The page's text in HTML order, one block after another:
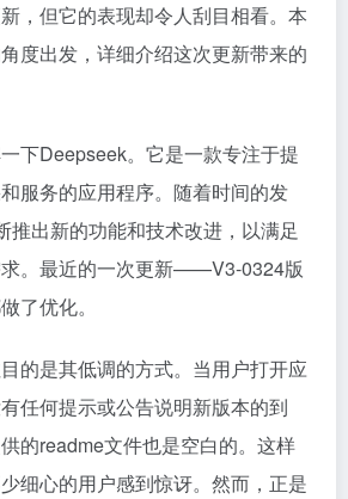
，但它的表现却令人刮目相看。本
度出发，详细介绍这次更新带来的
下Deepseek。它是一款专注于提
服务的应用程序。随着时间的发
推出新的功能和技术改进，以满足
。最近的一次更新——V3-0324版
了优化。
的是其低调的方式。当用户打开应
任何提示或公告说明新版本的到
的readme文件也是空白的。这样
细心的用户感到惊讶。然而，正是